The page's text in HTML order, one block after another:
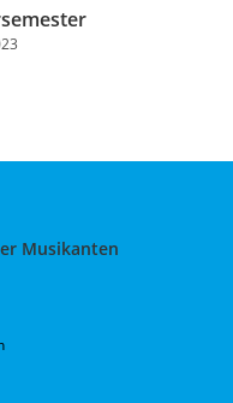
Musikanten